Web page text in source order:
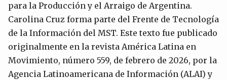
para la Producción y el Arraigo de Argentina.
Carolina Cruz forma parte del Frente de Tecnología
de la Información del MST. Este texto fue publicado
originalmente en la revista América Latina en
Movimiento, número 559, de febrero de 2026, por la
Agencia Latinoamericana de Información (ALAI) y